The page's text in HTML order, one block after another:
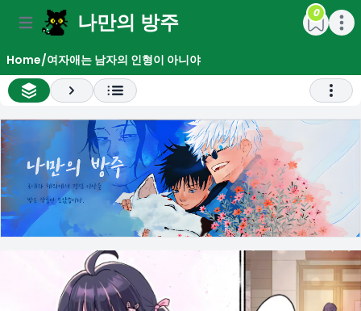
Open main menu나만의 방주 Open
0
Home/여자애는 남자의 인형이 아니야
All Chapter List
Next
menu